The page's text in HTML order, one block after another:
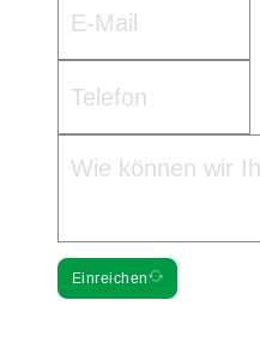
Einreichen